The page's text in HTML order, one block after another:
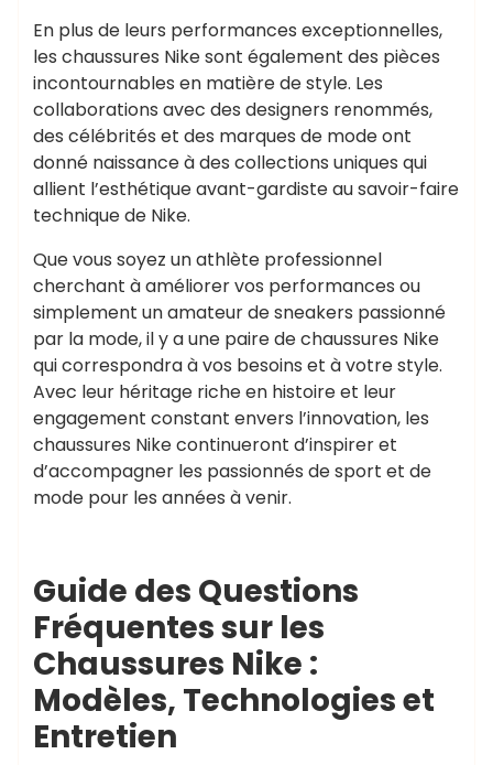
En plus de leurs performances exceptionnelles,
les chaussures Nike sont également des pièces
incontournables en matière de style. Les
collaborations avec des designers renommés,
des célébrités et des marques de mode ont
donné naissance à des collections uniques qui
allient l’esthétique avant-gardiste au savoir-faire
technique de Nike.
Que vous soyez un athlète professionnel
cherchant à améliorer vos performances ou
simplement un amateur de sneakers passionné
par la mode, il y a une paire de chaussures Nike
qui correspondra à vos besoins et à votre style.
Avec leur héritage riche en histoire et leur
engagement constant envers l’innovation, les
chaussures Nike continueront d’inspirer et
d’accompagner les passionnés de sport et de
mode pour les années à venir.
Guide des Questions
Fréquentes sur les
Chaussures Nike :
Modèles, Technologies et
Entretien